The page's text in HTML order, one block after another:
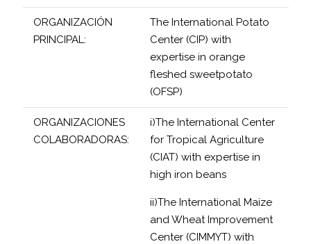
ORGANIZACIÓN
PRINCIPAL:
The International Potato
Center (CIP) with
expertise in orange
fleshed sweetpotato
(OFSP)
ORGANIZACIONES
COLABORADORAS:
i)The International Center
for Tropical Agriculture
(CIAT) with expertise in
high iron beans
ii)The International Maize
and Wheat Improvement
Center (CIMMYT) with